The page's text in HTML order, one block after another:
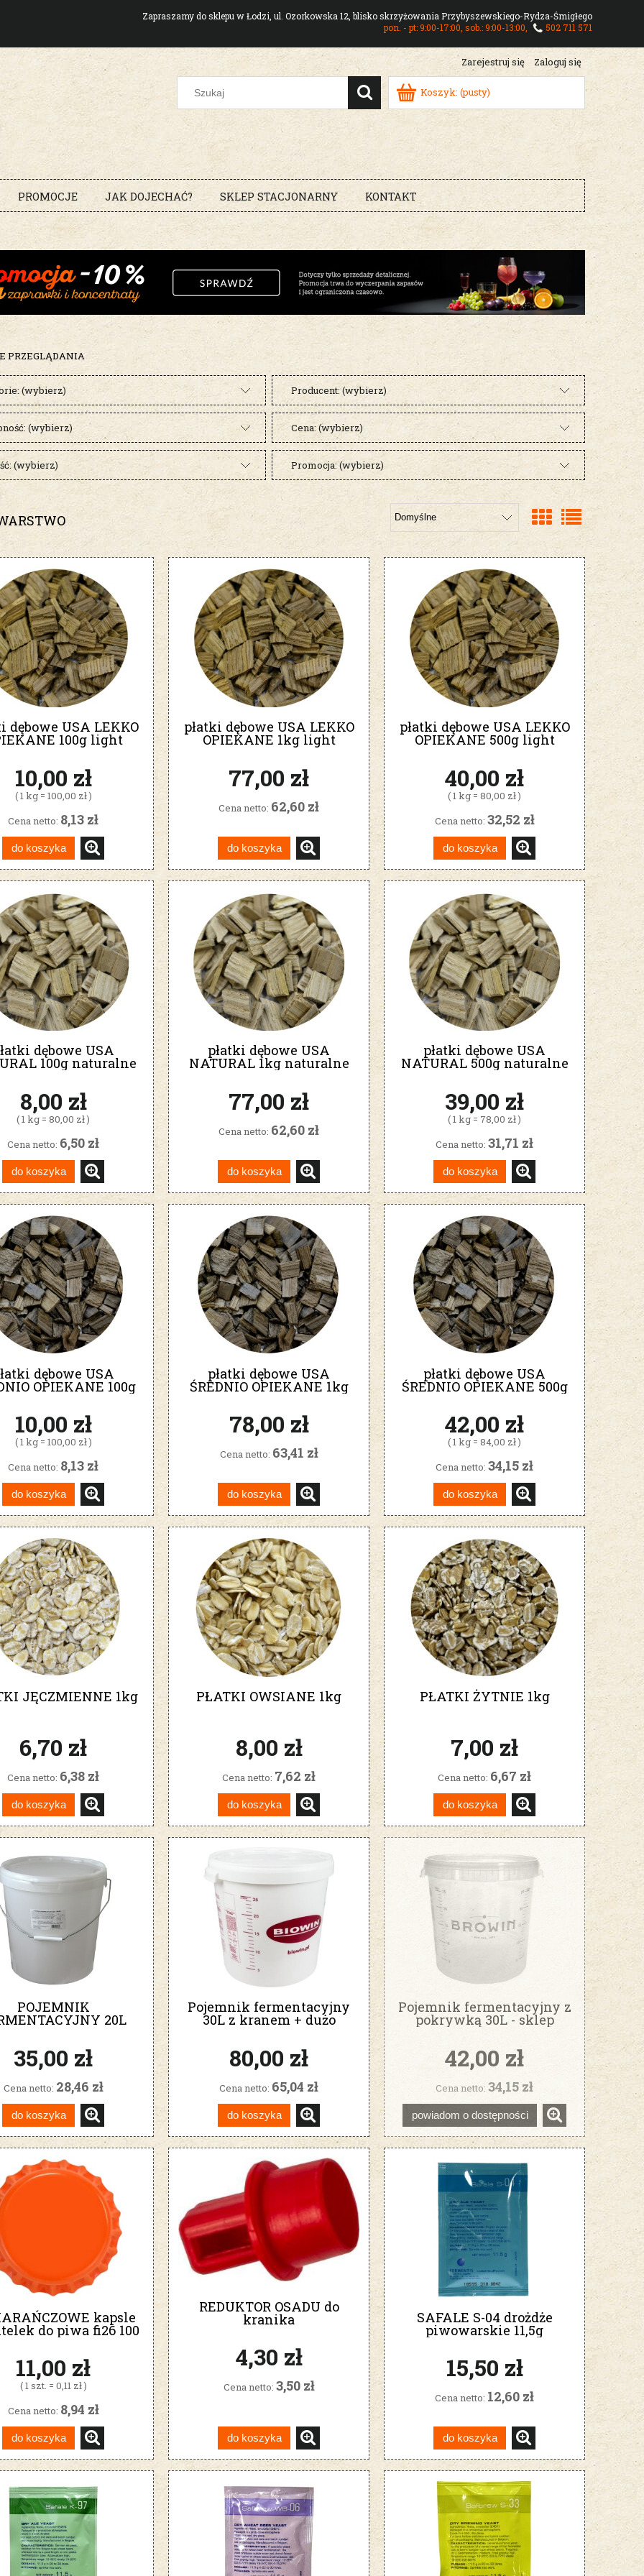
Zapraszamy do sklepu w Łodzi, ul. Ozorkowska 12, blisko skrzyżowania Przybyszewskiego-Rydza-Śmigłego
pon. - pt: 9:00-17:00, sob.: 9:00-13:00,
502 711 571
Zarejestruj się Zaloguj się
Koszyk: (pusty)
PROMOCJE JAK DOJECHAĆ? SKLEP STACJONARNY KONTAKT
PRZEGLĄDANIA
(wybierz) Producent: (wybierz)
(wybierz) Cena: (wybierz)
(wybierz) Promocja: (wybierz)
dębowe USA LEKKO
100g light
10,00 zł
( 1 kg = 100,00 zł )
Cena netto: 8,13 zł
do koszyka
płatki dębowe USA LEKKO
OPIEKANE 1kg light
77,00 zł
Cena netto: 62,60 zł
do koszyka
płatki dębowe USA LEKKO
OPIEKANE 500g light
40,00 zł
( 1 kg = 80,00 zł )
Cena netto: 32,52 zł
do koszyka
dębowe USA
100g naturalne
8,00 zł
( 1 kg = 80,00 zł )
Cena netto: 6,50 zł
do koszyka
płatki dębowe USA
NATURAL 1kg naturalne
77,00 zł
Cena netto: 62,60 zł
do koszyka
płatki dębowe USA
NATURAL 500g naturalne
39,00 zł
( 1 kg = 78,00 zł )
Cena netto: 31,71 zł
do koszyka
dębowe USA
OPIEKANE 100g
10,00 zł
( 1 kg = 100,00 zł )
Cena netto: 8,13 zł
do koszyka
płatki dębowe USA
ŚREDNIO OPIEKANE 1kg
78,00 zł
Cena netto: 63,41 zł
do koszyka
płatki dębowe USA
ŚREDNIO OPIEKANE 500g
42,00 zł
( 1 kg = 84,00 zł )
Cena netto: 34,15 zł
do koszyka
JĘCZMIENNE 1kg
6,70 zł
Cena netto: 6,38 zł
do koszyka
PŁATKI OWSIANE 1kg
8,00 zł
Cena netto: 7,62 zł
do koszyka
PŁATKI ŻYTNIE 1kg
7,00 zł
Cena netto: 6,67 zł
do koszyka
POJEMNIK
20L
35,00 zł
Cena netto: 28,46 zł
do koszyka
Pojemnik fermentacyjny
30L z kranem + dużo
80,00 zł
Cena netto: 65,04 zł
do koszyka
Pojemnik fermentacyjny z
pokrywką 30L - sklep
stacjonarny
42,00 zł
Cena netto: 34,15 zł
powiadom o dostępności
kapsle
do piwa fi26 100
szt.
11,00 zł
( 1 szt. = 0,11 zł )
Cena netto: 8,94 zł
do koszyka
REDUKTOR OSADU do
kranika
4,30 zł
Cena netto: 3,50 zł
do koszyka
SAFALE S-04 drożdże
piwowarskie 11,5g
15,50 zł
Cena netto: 12,60 zł
do koszyka